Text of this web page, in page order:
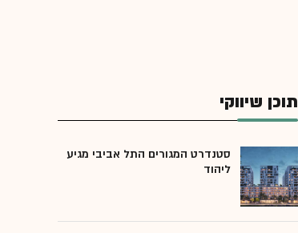
תוכן שיווקי
סטנדרט המגורים התל אביבי מגיע
ליהוד